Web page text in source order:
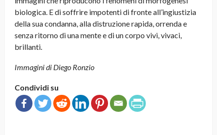
biologica. E di soffrire impotenti di fronte all’ingiustizia
della sua condanna, alla distruzione rapida, orrenda e
senza ritorno di una mente e di un corpo vivi, vivaci,
brillanti.
Immagini di Diego Ronzio
Condividi su